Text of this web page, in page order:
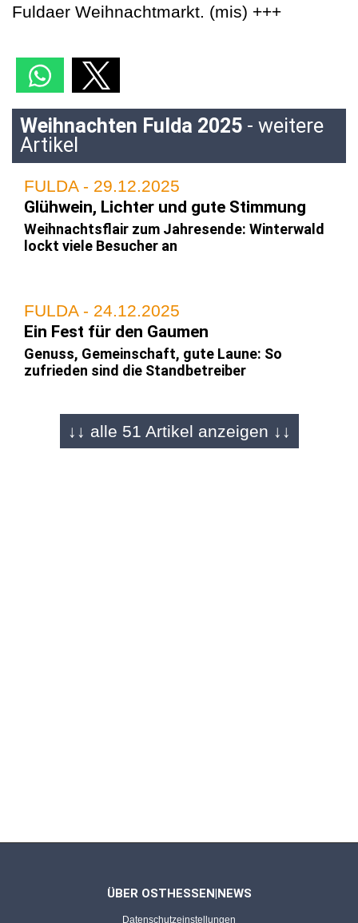
Fuldaer Weihnachtmarkt. (mis) +++
Weihnachten Fulda 2025 - weitere
Artikel
FULDA - 29.12.2025
Glühwein, Lichter und gute Stimmung
Weihnachtsflair zum Jahresende: Winterwald
lockt viele Besucher an
FULDA - 24.12.2025
Ein Fest für den Gaumen
Genuss, Gemeinschaft, gute Laune: So
zufrieden sind die Standbetreiber
FULDA - 22.12.2025
↓↓ alle 51 Artikel anzeigen ↓↓
ÜBER OSTHESSEN|NEWS
Datenschutzeinstellungen